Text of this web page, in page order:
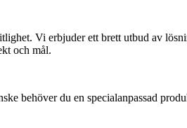
Vi erbjuder ett brett utbud av
och mål.
behöver du en specialanpassad